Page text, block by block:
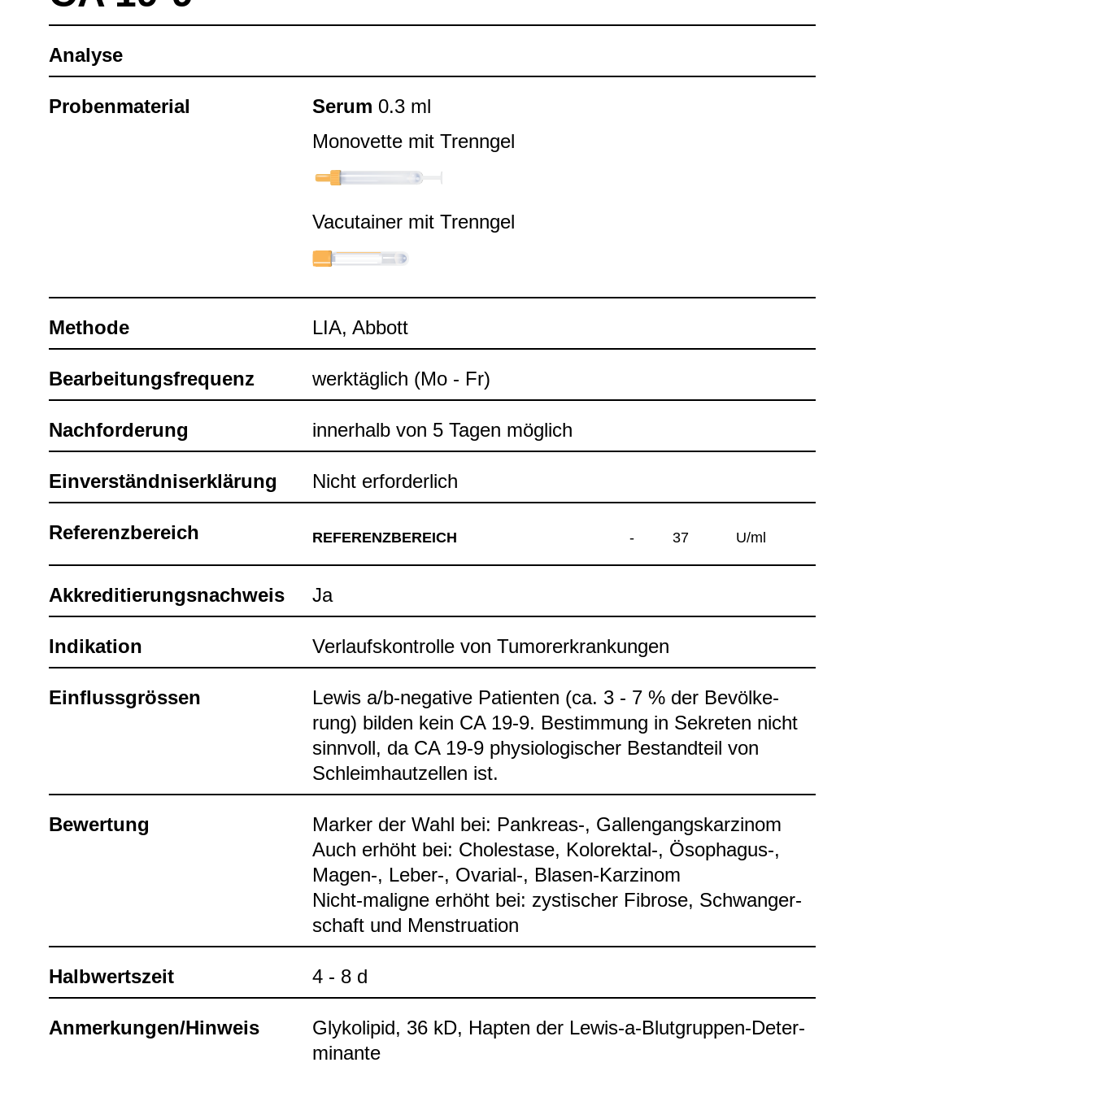
Ana­lyse
Pro­ben­ma­te­rial Serum 0.3 ml
Mono­vette mit Trenn­gel
Vacu­tai­ner mit Trenn­gel
Methode LIA, Abbott
Bear­bei­tungs­fre­quenz werk­täg­lich (Mo - Fr)
Nach­for­de­rung inner­halb von 5 Tagen mög­lich
Ein­ver­ständ­nis­er­klä­rung Nicht erfor­der­lich
Refe­renz­be­reich REFE­RENZ­BE­REICH - 37 U/ml
Akkre­di­tie­rungs­nach­weis Ja
Indi­ka­tion Ver­laufs­kon­trolle von Tumor­er­kran­kun­gen
Ein­fluss­grös­sen
Lewis a/b-​nega­tive Pati­en­ten (ca. 3 - 7 % der Bevöl­ke­
rung) bil­den kein CA 19-9. Bestim­mung in Sekre­ten nicht
sinn­voll, da CA 19-9 phy­sio­lo­gi­scher Bestand­teil von
Schleim­haut­zel­len ist.
Bewer­tung
Mar­ker der Wahl bei: Pan­kreas-​, Gal­len­gangs­kar­zi­nom
Auch erhöht bei: Cho­lestase, Kolo­rek­tal-​, Öso­pha­gus-​,
Magen-​, Leber-​, Ova­rial-​, Bla­sen-​Kar­zi­nom
Nicht-​mali­gne erhöht bei: zys­ti­scher Fibrose, Schwan­ger­
schaft und Mens­trua­tion
Halb­werts­zeit 4 - 8 d
Anmer­kun­gen/Hin­weis
Gly­ko­li­pid, 36 kD, Hap­ten der Lewis-​a-​Blut­grup­pen-​Deter­
mi­nante